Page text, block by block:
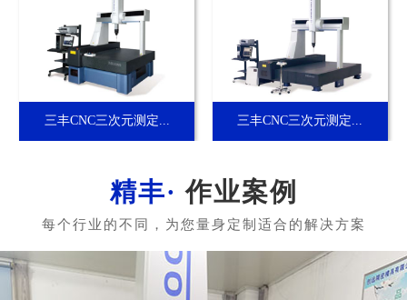
三丰CNC三次元测定... 三丰CNC三次元测定...
作业案例